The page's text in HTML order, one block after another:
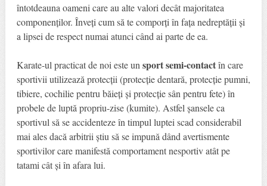
întotdeauna oameni care au alte valori decât majoritatea
componenților. Înveți cum să te comporți în fața nedreptății și
a lipsei de respect numai atunci când ai parte de ea.
Karate-ul practicat de noi este un sport semi-contactîn care
sportivii utilizează protecții (protecție dentară, protecție pumni,
tibiere, cochilie pentru băieți și protecție sân pentru fete) în
probele de luptă propriu-zise (kumite). Astfel șansele ca
sportivul să se accidenteze în timpul luptei scad considerabil
mai ales dacă arbitrii știu să se impună dând avertismente
sportivilor care manifestă comportament nesportiv atât pe
tatami cât și în afara lui.